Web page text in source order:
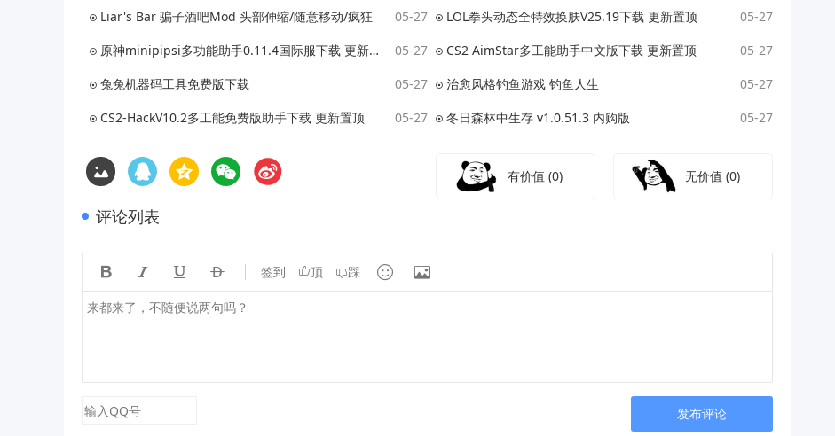
Liar's Bar 骗子酒吧Mod 头部伸缩/随意移动/疯狂 05-27 LOL拳头动态全特效换肤V25.19下载 更新置顶
05-27
原神minipipsi多功能助手0.11.4国际服下载 更新置顶
05-27 CS2 AimStar多工能助手中文版下载 更新置顶
05-27
兔兔机器码工具免费版下载
05-27 治愈风格钓鱼游戏 钓鱼人生
05-27
CS2-HackV10.2多工能免费版助手下载 更新置顶
05-27 冬日森林中生存 v1.0.51.3 内购版 05-27
有价值(0) 无价值(0)
评论列表
    签到 顶 踩  
发布评论